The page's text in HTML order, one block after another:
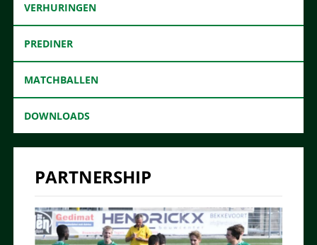
VERHURINGEN
PREDINER
MATCHBALLEN
DOWNLOADS
PARTNERSHIP